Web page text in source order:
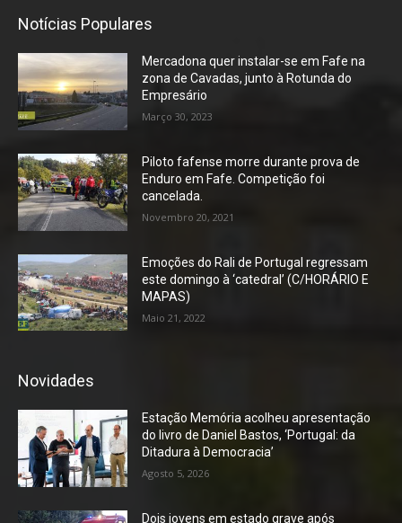
Notícias Populares
Mercadona quer instalar-se em Fafe na
zona de Cavadas, junto à Rotunda do
Empresário
Março 30, 2023
Piloto fafense morre durante prova de
Enduro em Fafe. Competição foi
cancelada.
Novembro 20, 2021
Emoções do Rali de Portugal regressam
este domingo à ‘catedral’ (C/HORÁRIO E
MAPAS)
Maio 21, 2022
Novidades
Estação Memória acolheu apresentação
do livro de Daniel Bastos, ‘Portugal: da
Ditadura à Democracia’
Agosto 5, 2026
Dois jovens em estado grave após